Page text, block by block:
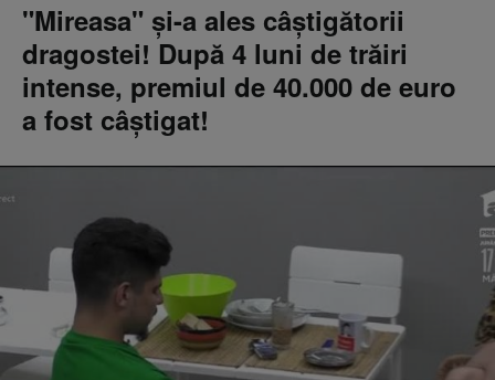
"Mireasa" şi-a ales câştigătorii
dragostei! După 4 luni de trăiri
intense, premiul de 40.000 de euro
a fost câştigat!